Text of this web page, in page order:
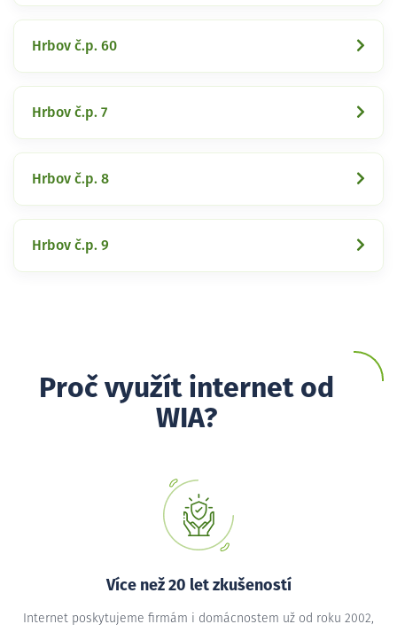
Hrbov č.p. 60
Hrbov č.p. 7
Hrbov č.p. 8
Hrbov č.p. 9
Proč využít internet od
WIA?
Více než 20 let zkušeností
Internet poskytujeme firmám i domácnostem už od roku 2002,